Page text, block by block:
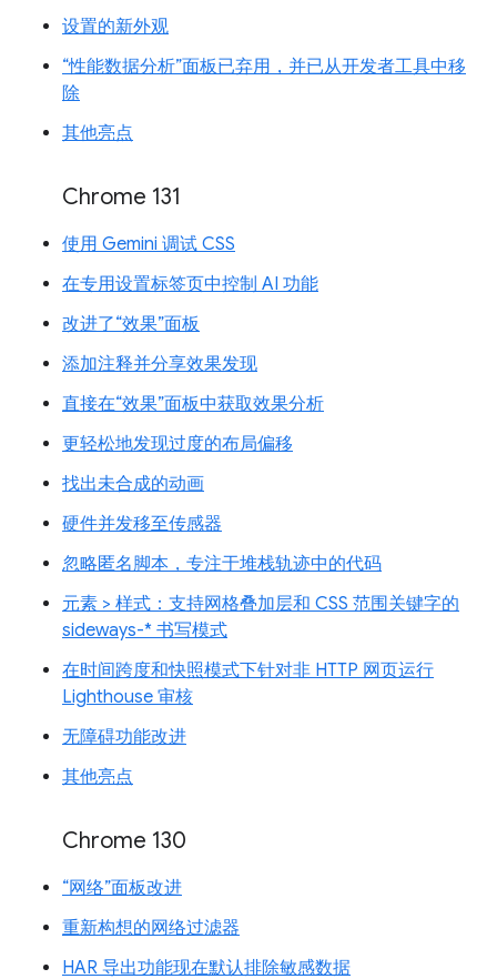
设置的新外观
“性能数据分析”面板已弃用，并已从开发者工具中移
除
其他亮点
Chrome 131
使用 Gemini 调试 CSS
在专用设置标签页中控制 AI 功能
改进了“效果”面板
添加注释并分享效果发现
直接在“效果”面板中获取效果分析
更轻松地发现过度的布局偏移
找出未合成的动画
硬件并发移至传感器
忽略匿名脚本，专注于堆栈轨迹中的代码
元素 > 样式：支持网格叠加层和 CSS 范围关键字的
sideways-* 书写模式
在时间跨度和快照模式下针对非 HTTP 网页运行
Lighthouse 审核
无障碍功能改进
其他亮点
Chrome 130
“网络”面板改进
重新构想的网络过滤器
HAR 导出功能现在默认排除敏感数据